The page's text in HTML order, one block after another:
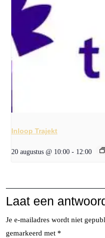
Inloop Trajekt
20 augustus @ 10:00 - 12:00
Laat een
Je e-mailadres wordt niet
gemarkeerd met *